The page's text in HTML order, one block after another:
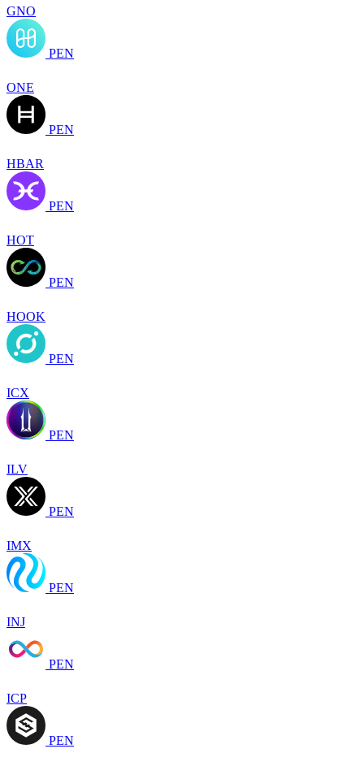
GNO
PEN
ONE
PEN
HBAR
PEN
HOT
PEN
HOOK
PEN
ICX
PEN
ILV
PEN
IMX
PEN
INJ
PEN
ICP
PEN